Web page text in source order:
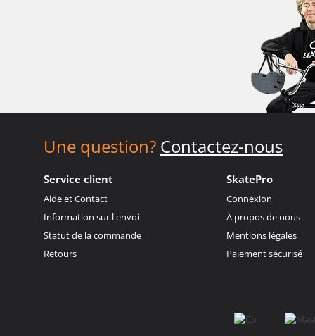
Une question? Contactez-nous
Service client
Aide et Contact
Information sur l'envoi
Statut de la commande
Retours
SkatePro
Connexion
À propos de nous
Mentions légales
Paiement sécurisé